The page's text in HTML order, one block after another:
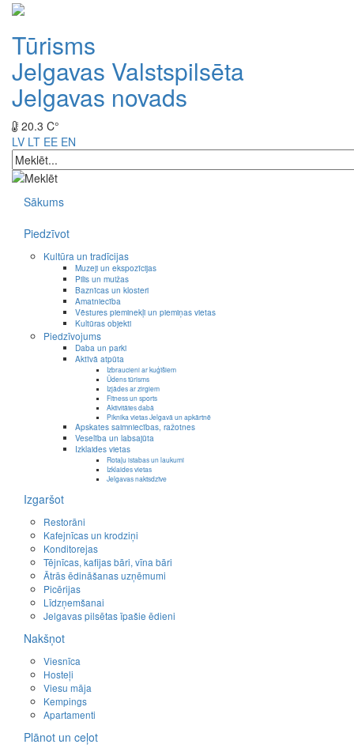
Tūrisms
Jelgavas Valstspilsēta
Jelgavas novads
20.3 C°
LV LT EE EN
Sākums
Piedzīvot
Kultūra un tradīcijas
Muzeji un ekspozīcijas
Pilis un muižas
Baznīcas un klosteri
Amatniecība
Vēstures pieminekļi un piemiņas vietas
Kultūras objekti
Piedzīvojums
Daba un parki
Aktīvā atpūta
Izbraucieni ar kuģīšiem
Ūdens tūrisms
Izjādes ar zirgiem
Fitness un sports
Aktivitātes dabā
Piknika vietas Jelgavā un apkārtnē
Apskates saimniecības, ražotnes
Veselība un labsajūta
Izklaides vietas
Rotaļu istabas un laukumi
Izklaides vietas
Jelgavas naktsdzīve
Izgaršot
Restorāni
Kafejnīcas un krodziņi
Konditorejas
Tējnīcas, kafijas bāri, vīna bāri
Ātrās ēdināšanas uzņēmumi
Picērijas
Līdzņemšanai
Jelgavas pilsētas īpašie ēdieni
Nakšņot
Viesnīca
Hosteļi
Viesu māja
Kempings
Apartamenti
Plānot un ceļot